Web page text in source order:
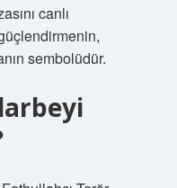
canlı
sembolüdür.